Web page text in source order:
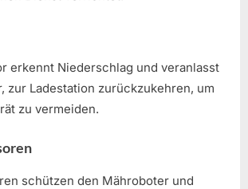
erkennt Niederschlag und veranlasst
zur Ladestation zurückzukehren, um
zu vermeiden.
schützen den Mähroboter und